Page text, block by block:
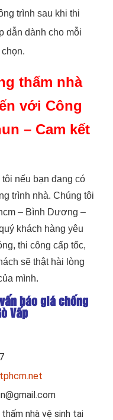
trình sau khi thi
dẫn dành cho mỗi
thấm nhà
với Công
– Cam kết
nếu bạn đang có
trình nhà. Chúng tôi
– Bình Dương –
khách hàng yêu
thi công cấp tốc,
sẽ thật hài lòng
mình.
báo giá chống
Vấp
nhà vệ sinh tại